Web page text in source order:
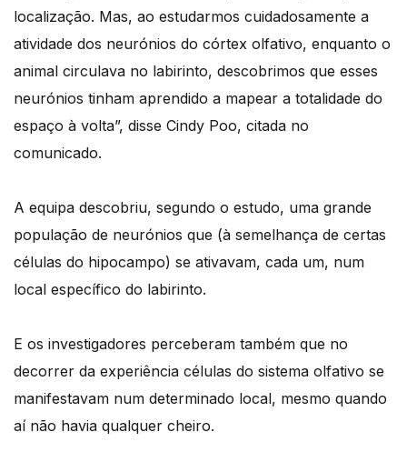
localização. Mas, ao estudarmos cuidadosamente a
atividade dos neurónios do córtex olfativo, enquanto o
animal circulava no labirinto, descobrimos que esses
neurónios tinham aprendido a mapear a totalidade do
espaço à volta”, disse Cindy Poo, citada no
comunicado.
A equipa descobriu, segundo o estudo, uma grande
população de neurónios que (à semelhança de certas
células do hipocampo) se ativavam, cada um, num
local específico do labirinto.
E os investigadores perceberam também que no
decorrer da experiência células do sistema olfativo se
manifestavam num determinado local, mesmo quando
aí não havia qualquer cheiro.